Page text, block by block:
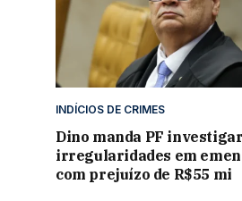
INDÍCIOS DE CRIMES
Dino manda PF investigar
irregularidades em
com prejuízo de R$55 mi